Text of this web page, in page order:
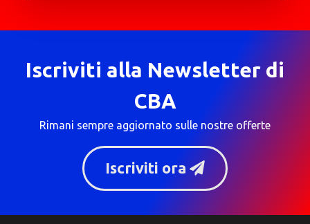
Iscriviti alla Newsletter di
CBA
Rimani sempre aggiornato sulle nostre offerte
Iscriviti ora